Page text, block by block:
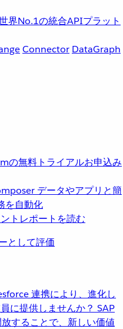
界No.1の統合APIプラット
Connector DataGraph
の無料トライアルお申込み
データやアプリと簡
を自動化
として評価
連携により、進化し
に提供しませんか？ SAP
することで、新しい価値